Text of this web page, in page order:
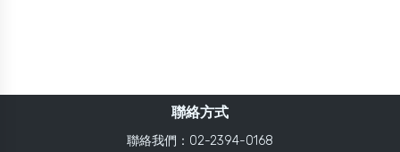
聯絡方式
聯絡我們：02-2394-0168